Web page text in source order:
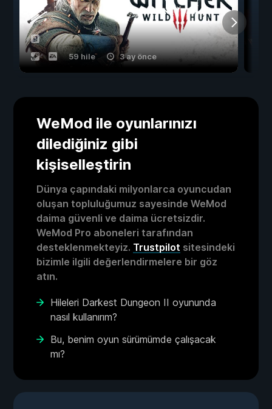
59 hile 3 ay önce
WeMod ile oyunlarınızı
dilediğiniz gibi
kişiselleştirin
Dünya çapındaki milyonlarca oyuncudan
oluşan topluluğumuz sayesinde WeMod
daima güvenli ve daima ücretsizdir.
WeMod Pro aboneleri tarafından
desteklenmekteyiz. Trustpilot sitesindeki
bizimle ilgili değerlendirmelere bir göz
atın.
Hileleri Darkest Dungeon II oyununda
nasıl kullanırım?
Bu, benim oyun sürümümde çalışacak
mı?